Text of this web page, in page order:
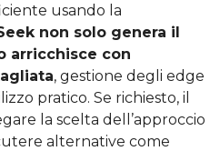
usando la
non solo genera il
arricchisce con
, gestione degli edge
pratico. Se richiesto, il
la scelta dell’approccio
alternative come